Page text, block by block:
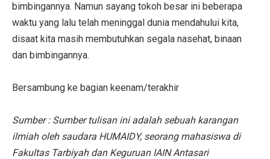
bimbingannya. Namun sayang tokoh besar ini beberapa
waktu yang lalu telah meninggal dunia mendahului kita,
disaat kita masih membutuhkan segala nasehat, binaan
dan bimbingannya.
Bersambung ke bagian keenam/terakhir
Sumber : Sumber tulisan ini adalah sebuah karangan
ilmiah oleh saudara HUMAIDY, seorang mahasiswa di
Fakultas Tarbiyah dan Keguruan IAIN Antasari